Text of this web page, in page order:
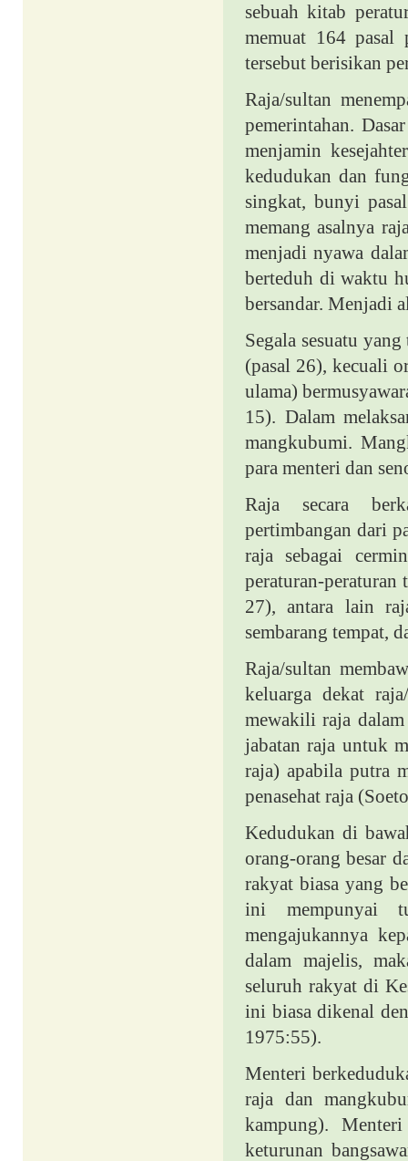
sebuah kitab
memuat 164 pasal
tersebut berisikan
Raja/sultan
pemerintahan.
menjamin
kedudukan dan
singkat, bunyi
memang asalnya
menjadi nyawa
berteduh di waktu
bersandar. Menjadi
Segala sesuatu
(pasal 26), kecuali
ulama)
15). Dalam
mangkubumi.
para menteri dan
Raja secara
pertimbangan dari
raja sebagai
peraturan-peraturan
27), antara lain
sembarang tempat,
Raja/sultan
keluarga dekat
mewakili raja dalam
jabatan raja untuk
raja) apabila putra
penasehat raja
Kedudukan di
orang-orang besar
rakyat biasa yang
ini mempunyai
mengajukannya
dalam majelis,
seluruh rakyat di
ini biasa dikenal
1975:55).
Menteri
raja dan
kampung).
keturunan